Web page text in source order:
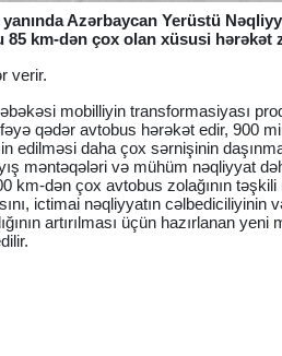
Azərbaycan Yerüstü
85 km-dən çox olan xüsusi hərəkət
verir.
mobilliyin transformasiyası
qədər avtobus hərəkət edir, 900
edilməsi daha çox sərnişinin
məntəqələri və mühüm nəqliyyat
km-dən çox avtobus zolağının
ictimai nəqliyyatın cəlbediciliyinin
artırılması üçün hazırlanan